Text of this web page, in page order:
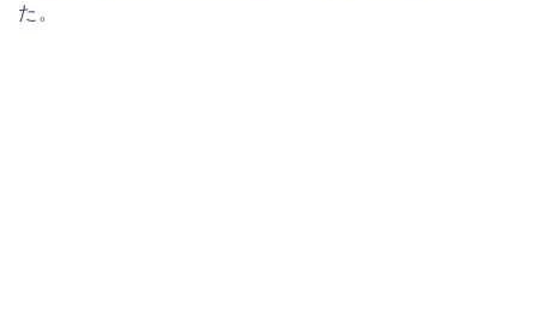
た。